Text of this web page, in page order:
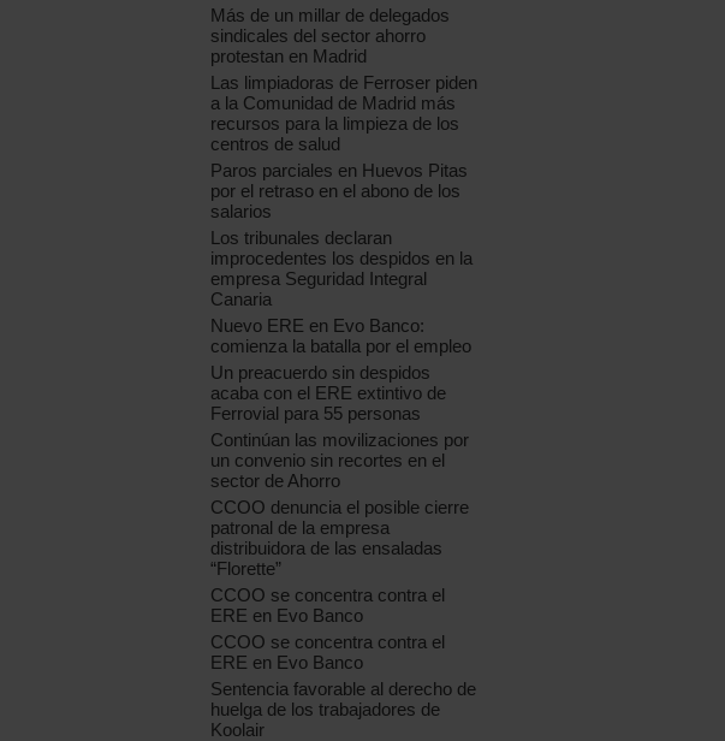
Más de un millar de delegados
sindicales del sector ahorro
protestan en Madrid
Las limpiadoras de Ferroser piden
a la Comunidad de Madrid más
recursos para la limpieza de los
centros de salud
Paros parciales en Huevos Pitas
por el retraso en el abono de los
salarios
Los tribunales declaran
improcedentes los despidos en la
empresa Seguridad Integral
Canaria
Nuevo ERE en Evo Banco:
comienza la batalla por el empleo
Un preacuerdo sin despidos
acaba con el ERE extintivo de
Ferrovial para 55 personas
Continúan las movilizaciones por
un convenio sin recortes en el
sector de Ahorro
CCOO denuncia el posible cierre
patronal de la empresa
distribuidora de las ensaladas
“Florette”
CCOO se concentra contra el
ERE en Evo Banco
CCOO se concentra contra el
ERE en Evo Banco
Sentencia favorable al derecho de
huelga de los trabajadores de
Koolair